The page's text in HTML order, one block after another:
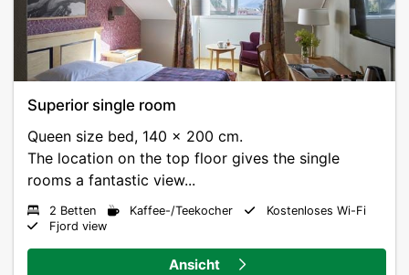
Superior single room
Queen size bed, 140 x 200 cm.
The location on the top floor gives the single
rooms a fantastic view...
2 Betten Kaffee-/Teekocher
Kostenloses Wi-Fi
Fjord view
Ansicht